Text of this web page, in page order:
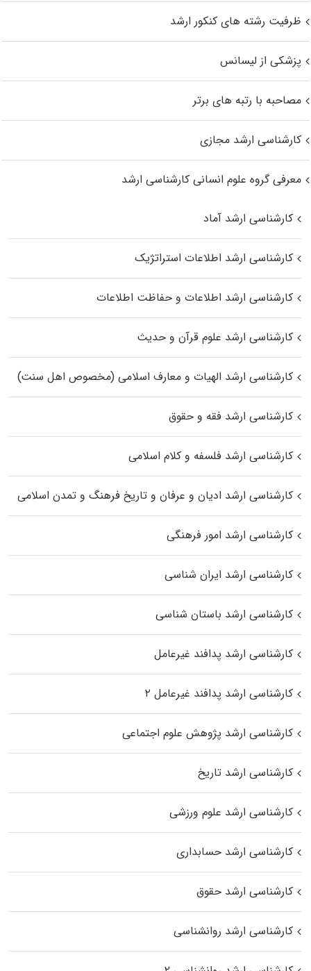
ظرفیت رشته های کنکور ارشد
پزشکی از لیسانس
مصاحبه با رتبه های برتر
کارشناسی ارشد مجازی
معرفی گروه علوم انسانی کارشناسی ارشد
کارشناسی ارشد آماد
کارشناسی ارشد اطلاعات استراتژیک
کارشناسی ارشد اطلاعات و حفاظت اطلاعات
کارشناسی ارشد علوم قرآن و حدیث
کارشناسی ارشد الهیات و معارف اسلامی (مخصوص اهل سنت)
کارشناسی ارشد فقه و حقوق
کارشناسی ارشد فلسفه و کلام اسلامی
کارشناسی ارشد ادیان و عرفان و تاریخ فرهنگ و تمدن اسلامی
کارشناسی ارشد امور فرهنگی
کارشناسی ارشد ایران شناسی
کارشناسی ارشد باستان شناسی
کارشناسی ارشد پدافند غیرعامل
کارشناسی ارشد پدافند غیرعامل ۲
کارشناسی ارشد پژوهش علوم اجتماعی
کارشناسی ارشد تاریخ
کارشناسی ارشد علوم ورزشی
کارشناسی ارشد حسابداری
کارشناسی ارشد حقوق
کارشناسی ارشد روانشناسی